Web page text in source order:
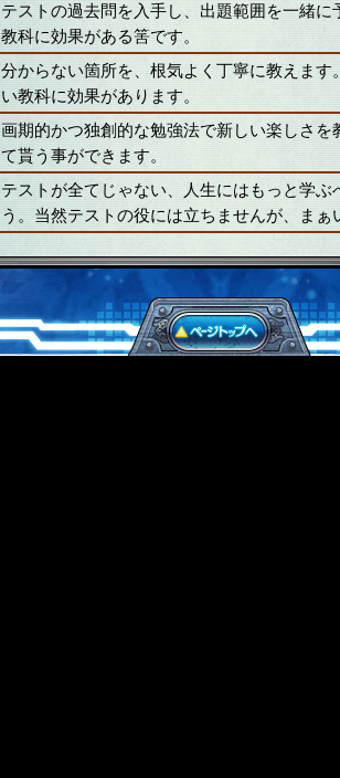
テストの過去問を入手し、出題範囲を一緒
教科に効果がある筈です。
分からない箇所を、根気よく丁寧に教えま
い教科に効果があります。
画期的かつ独創的な勉強法で新しい楽しさ
て貰う事ができます。
テストが全てじゃない、人生にはもっと学
う。当然テストの役には立ちませんが、まぁ